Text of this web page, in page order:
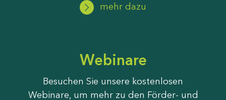
mehr dazu
Webinare
Besuchen Sie unsere kostenlosen
Webinare, um mehr zu den Förder- und